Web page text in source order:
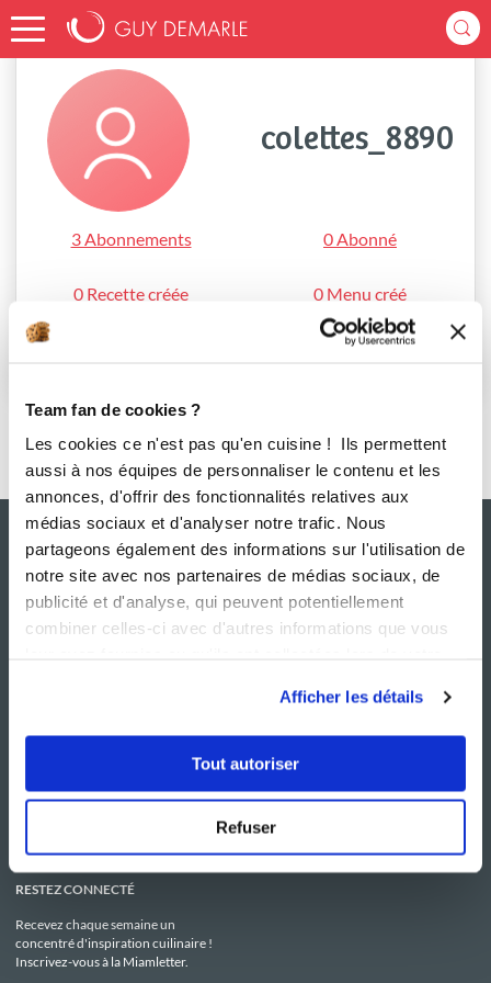
Team fan de cookies ?
Les cookies ce n'est pas qu'en cuisine ! Ils permettent
aussi à nos équipes de personnaliser le contenu et les
annonces, d'offrir des fonctionnalités relatives aux
médias sociaux et d'analyser notre trafic. Nous
partageons également des informations sur l'utilisation de
notre site avec nos partenaires de médias sociaux, de
publicité et d'analyse, qui peuvent potentiellement
combiner celles-ci avec d'autres informations que vous
Afficher les détails
Tout autoriser
Refuser
Accueil colettes_8890
colettes_8890
3 Abonnements 0 Abonné
0 Recette créée 0 Menu créé
Le Mag'
Boutique
C.G.U
Politique de confidentialité
Utilisation des Cookies
RESTEZ CONNECTÉ
Recevez chaque semaine un
concentré d'inspiration cuilinaire !
Inscrivez-vous à la Miamletter.